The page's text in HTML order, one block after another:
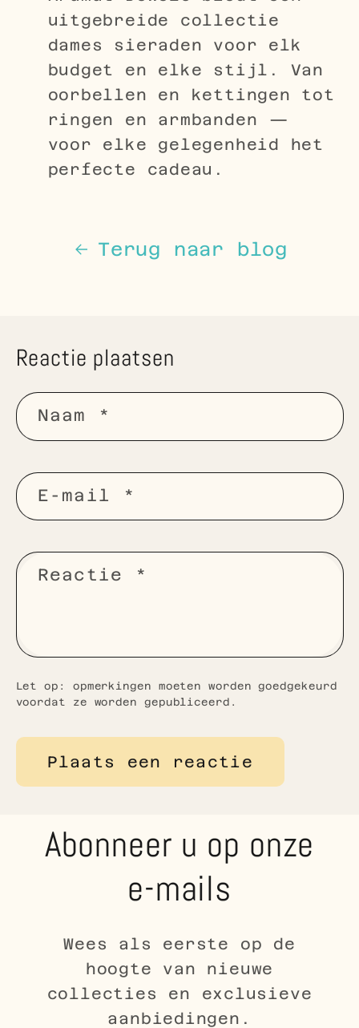
uitgebreide collectie
dames sieraden voor elk
budget en elke stijl. Van
oorbellen en kettingen tot
ringen en armbanden —
voor elke gelegenheid het
perfecte cadeau.
Terug naar blog
Reactie plaatsen
Naam *
E‑mail *
Reactie *
Let op: opmerkingen moeten worden goedgekeurd
voordat ze worden gepubliceerd.
Abonneer u op onze
e-mails
Wees als eerste op de
hoogte van nieuwe
collecties en exclusieve
aanbiedingen.